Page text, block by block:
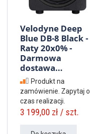
Velodyne Deep
Blue DB-8 Black -
Raty 20x0% -
Darmowa
dostawa...
Produkt na
zamówienie. Zapytaj o
czas realizacji.
3 199,00 zł / szt.